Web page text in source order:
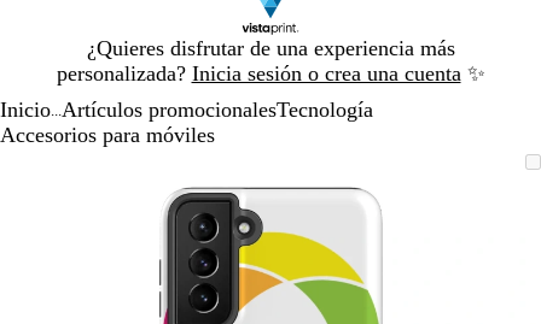
¿Quieres disfrutar de una experiencia más
personalizada? Inicia sesión o crea una cuenta ✨
1
Inicio Artículos promocionalesTecnología
Accesorios para móviles
ampliable
hasta
clic
expandir
las
de
y
menos